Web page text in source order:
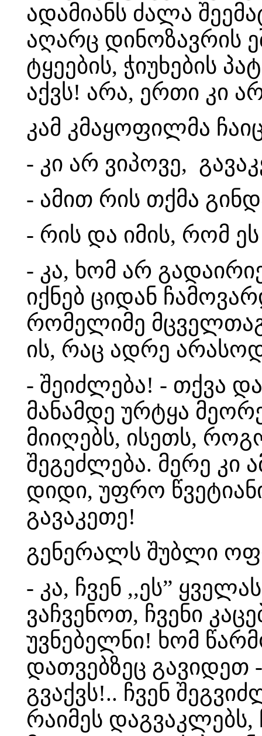
ადამიანს ძალა
აღარც დინოზავრის
ტყეების, ჭიუხების
აქვს! არა, ერთი კი
კამ კმაყოფილმა
- კი არ ვიპოვე,
- ამით რის თქმა
- რის და იმის, რომ
- კა, ხომ არ
იქნებ ციდან
რომელიმე
ის, რაც ადრე
- შეიძლება! - თქვა
მანამდე ურტყა
მიიღებს, ისეთს,
შეგეძლება. მერე კი
დიდი, უფრო
გავაკეთე!
გენერალს შუბლი
- კა, ჩვენ ,,ეს”
ვაჩვენოთ, ჩვენი
უვნებელნი! ხომ
დათვებზეც გავიდეთ
გვაქვს!.. ჩვენ
რაიმეს